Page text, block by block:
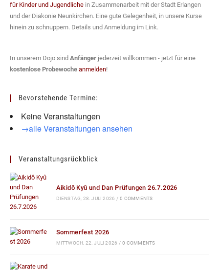
für Kinder und Jugendliche in Zusammenarbeit mit der Stadt Erlangen
und der Diakonie Neunkirchen. Eine gute Gelegenheit, in unsere Kurse
hinein zu schnuppern. Details und Anmeldung im Link.
In unserem Dojo sind Anfänger jederzeit willkommen - jetzt für eine
kostenlose Probewoche anmelden!
Bevorstehende Termine:
Keine Veranstaltungen
→alle Veranstaltungen ansehen
Veranstaltungsrückblick
Aikidô Kyû und Dan Prüfungen 26.7.2026
DIENSTAG, 28. JULI 2026 / 0 COMMENTS
Sommerfest 2026
MITTWOCH, 22. JULI 2026 / 0 COMMENTS